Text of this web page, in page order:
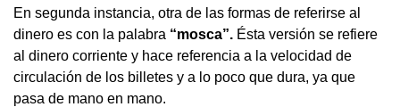
En segunda instancia, otra de las formas de referirse al
dinero es con la palabra “mosca”. Ésta versión se refiere
al dinero corriente y hace referencia a la velocidad de
circulación de los billetes y a lo poco que dura, ya que
pasa de mano en mano.